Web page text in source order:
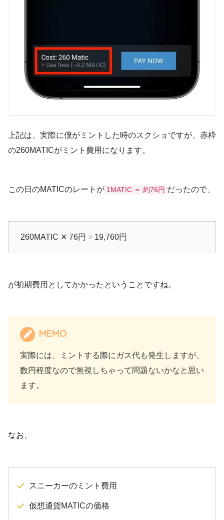
上記は、実際に僕がミントした時のスクショですが、赤枠
の260MATICがミント費用になります。
この日のMATICのレートが 1MATIC ＝ 約76円 だったので、
260MATIC ✕ 76円 = 19,760円
が初期費用としてかかったということですね。
MEMO
実際には、ミントする際にガス代も発生しますが、
数円程度なので無視しちゃって問題ないかなと思い
ます。
なお、
スニーカーのミント費用
仮想通貨MATICの価格